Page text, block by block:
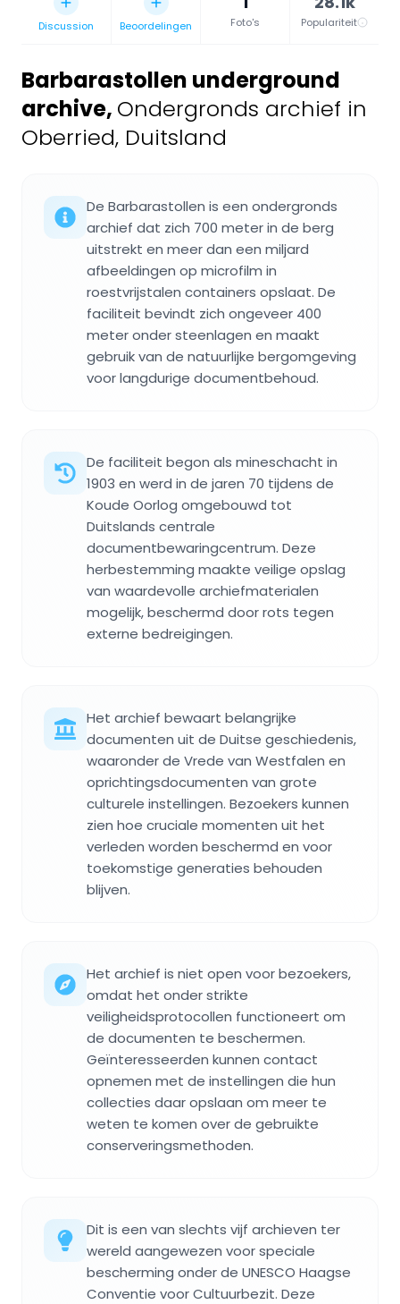
Discussion Beoordelingen Foto's Populariteit
Barbarastollen underground
archive, Ondergronds archief in
Oberried, Duitsland
De Barbarastollen is een ondergronds
archief dat zich 700 meter in de berg
uitstrekt en meer dan een miljard
afbeeldingen op microfilm in
roestvrijstalen containers opslaat. De
faciliteit bevindt zich ongeveer 400
meter onder steenlagen en maakt
gebruik van de natuurlijke bergomgeving
voor langdurige documentbehoud.
De faciliteit begon als mineschacht in
1903 en werd in de jaren 70 tijdens de
Koude Oorlog omgebouwd tot
Duitslands centrale
documentbewaringcentrum. Deze
herbestemming maakte veilige opslag
van waardevolle archiefmaterialen
mogelijk, beschermd door rots tegen
externe bedreigingen.
Het archief bewaart belangrijke
documenten uit de Duitse geschiedenis,
waaronder de Vrede van Westfalen en
oprichtingsdocumenten van grote
culturele instellingen. Bezoekers kunnen
zien hoe cruciale momenten uit het
verleden worden beschermd en voor
toekomstige generaties behouden
blijven.
Het archief is niet open voor bezoekers,
omdat het onder strikte
veiligheidsprotocollen functioneert om
de documenten te beschermen.
Geïnteresseerden kunnen contact
opnemen met de instellingen die hun
collecties daar opslaan om meer te
weten te komen over de gebruikte
conserveringsmethoden.
Dit is een van slechts vijf archieven ter
wereld aangewezen voor speciale
bescherming onder de UNESCO Haagse
Conventie voor Cultuurbezit. Deze